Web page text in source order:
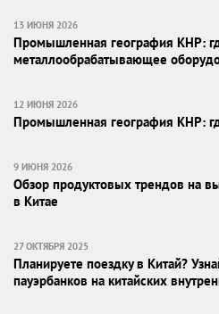
13 ИЮНЯ 2026
Промышленная география КНР:
металлообрабатывающее
12 ИЮНЯ 2026
Промышленная география КНР:
9 ИЮНЯ 2026
Обзор продуктовых трендов на
в Китае
27 ОКТЯБРЯ 2025
Планируете поездку в Китай?
пауэрбанков на китайских